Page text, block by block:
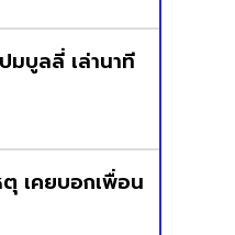
มบูลลี่ เล่านาที
เคยบอกเพื่อน